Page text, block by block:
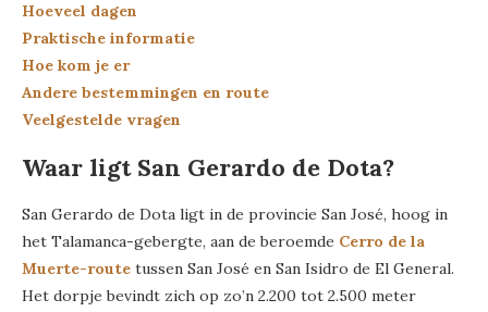
Hoeveel dagen
Praktische informatie
Hoe kom je er
Andere bestemmingen en route
Veelgestelde vragen
Waar ligt San Gerardo de Dota?
San Gerardo de Dota ligt in de provincie San José, hoog in
het Talamanca-gebergte, aan de beroemde Cerro de la
Muerte-route tussen San José en San Isidro de El General.
Het dorpje bevindt zich op zo’n 2.200 tot 2.500 meter